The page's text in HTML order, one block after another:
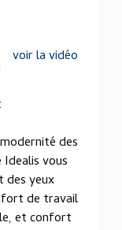
voir la vidéo
des
vous
yeux
de travail
et confort